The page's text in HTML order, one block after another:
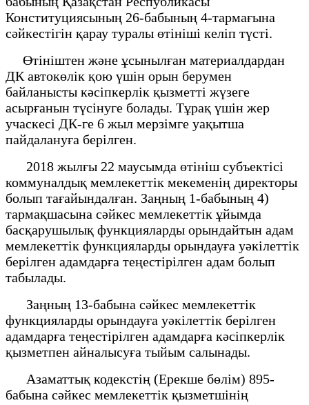
Конституциясының 26-бабының 4-тармағына
сәйкестігін қарау туралы өтініші келіп түсті.
Өтініштен және ұсынылған материалдардан
ДК автокөлік қою үшін орын берумен
байланысты кәсіпкерлік қызметті жүзеге
асырғанын түсінуге болады. Тұрақ үшін жер
учаскесі ДК-ге 6 жыл мерзімге уақытша
пайдалануға берілген.
2018 жылғы 22 маусымда өтініш субъектісі
коммуналдық мемлекеттік мекеменің директоры
болып тағайындалған. Заңның 1-бабының 4)
тармақшасына сәйкес мемлекеттік ұйымда
басқарушылық функцияларды орындайтын адам
мемлекеттік функцияларды орындауға уәкілеттік
берілген адамдарға теңестірілген адам болып
табылады.
Заңның 13-бабына сәйкес мемлекеттік
функцияларды орындауға уәкілеттік берілген
адамдарға теңестірілген адамдарға кәсіпкерлік
қызметпен айналысуға тыйым салынады.
Азаматтық кодекстің (Ерекше бөлім) 895-
бабына сәйкес мемлекеттiк қызметшiнiң